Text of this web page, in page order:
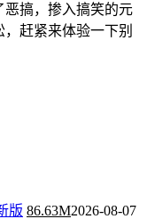
恶搞，掺入搞笑的元
赶紧来体验一下别
版 86.63M2026-08-07